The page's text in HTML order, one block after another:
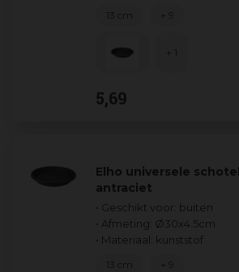
5,69
13 cm + 9
+ 1
Elho universele
antraciet
• Geschikt voor: buiten
• Afmeting: Ø30x4.5cm
• Materiaal: kunststof
13 cm + 9